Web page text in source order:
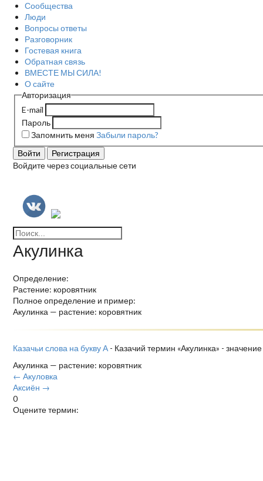
Сообщества
Люди
Вопросы ответы
Разговорник
Гостевая книга
Обратная связь
ВМЕСТЕ МЫ СИЛА!
О сайте
Авторизация
E-mail
Пароль
Запомнить меня Забыли пароль?
Войти Регистрация
Войдите через социальные сети
Акулинка
Определение:
Растение: коровятник
Полное определение и пример:
Акулинка — растение: коровятник
Казачьи слова на букву А - Казачий термин «Акулинка» -
Акулинка — растение: коровятник
← Акуловка
Аксиён →
0
Оцените термин: